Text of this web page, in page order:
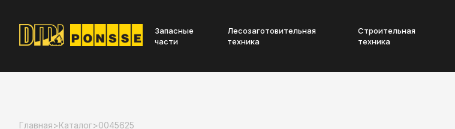
Запасные
части
Лесозаготовительная
техника
Строительная
техника
Главная>Каталог>0045625